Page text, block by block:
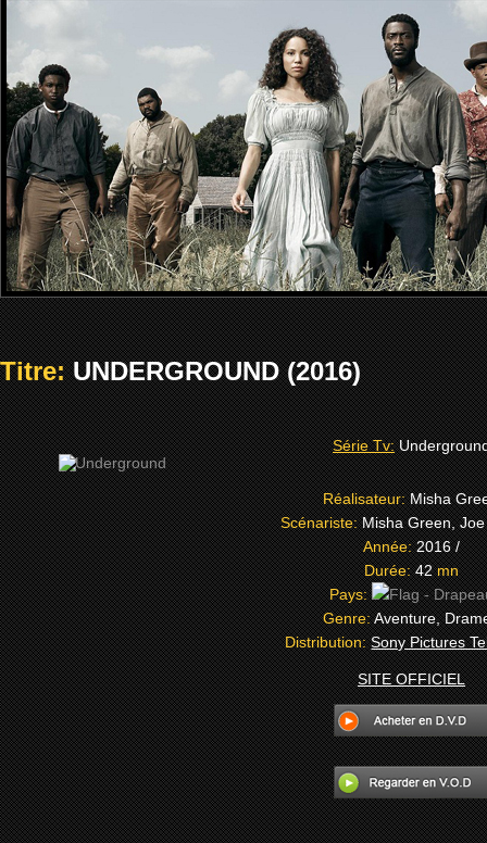
Titre:UNDERGROUND (2016)
Série Tv:
Réalisateur:Misha
Scénariste:Misha Green,
Année:2016 /
Durée:42mn
Pays:
Genre:Aventure,
Distribution:Sony Pictures
SITE OFFICIEL